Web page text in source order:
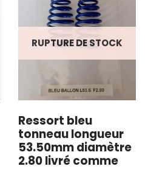
RUPTURE DE STOCK
Ressort bleu
tonneau longueur
53.50mm diamètre
2.80 livré comme